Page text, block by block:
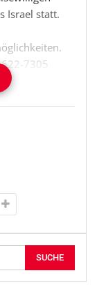
Israel statt.
7305